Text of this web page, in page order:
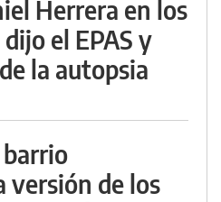
Herrera en los
el EPAS y
la autopsia
versión de los